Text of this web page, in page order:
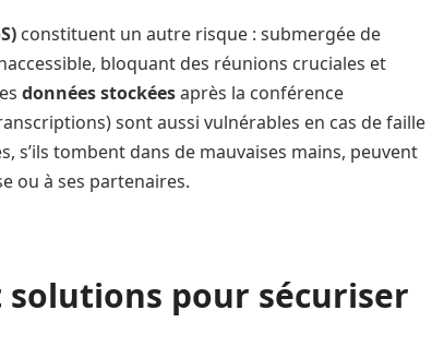
constituent un autre risque : submergée de
bloquant des réunions cruciales et
données stockéesaprès la conférence
sont aussi vulnérables en cas de faille
s’ils tombent dans de mauvaises mains, peuvent
ou à ses partenaires.
solutions pour sécuriser